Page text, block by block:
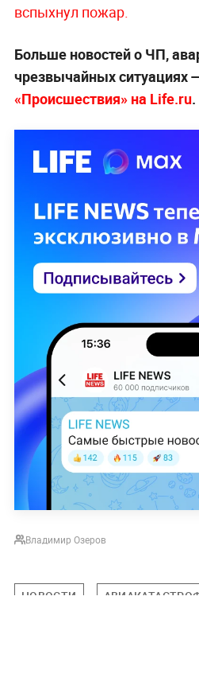
вспыхнул пожар.
Больше новостей о ЧП,
чрезвычайных ситуациях
«Происшествия» на Life.ru.
Владимир Озеров
НОВОСТИ